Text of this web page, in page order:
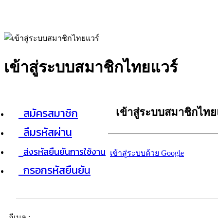
เข้าสู่ระบบสมาชิกไทยแวร์
สมัครสมาชิก
ลืมรหัสผ่าน
ส่งรหัสยืนยันการใช้งาน
กรอกรหัสยืนยัน
เข้าสู่ระบบสมาชิกไท
เข้าสู่ระบบด้วย Google